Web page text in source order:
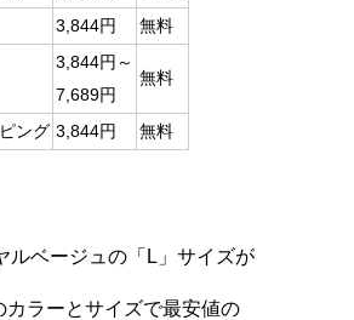
3,844円 無料
3,844円～
7,689円
無料
ング 3,844円 無料
ルベージュの「L」サイズが
ラーとサイズで最安値の